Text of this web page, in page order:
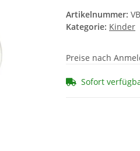
Artikelnummer:
Kategorie: Kinder
Preise nach
Sofort